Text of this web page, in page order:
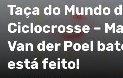
Taça do Mundo
Ciclocrosse –
Van der Poel
está feito!